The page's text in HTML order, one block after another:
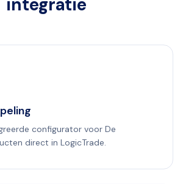
integratie
configurator voor De
direct in LogicTrade.